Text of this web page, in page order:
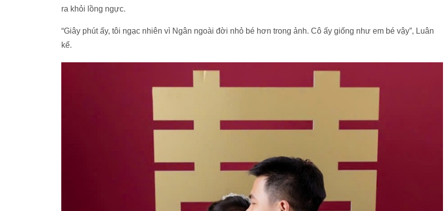
ra khỏi lồng ngực.
“Giây phút ấy, tôi ngạc nhiên vì Ngân ngoài đời nhỏ bé hơn trong ảnh. Cô ấy giống như em bé vậy”, Luân
kể.